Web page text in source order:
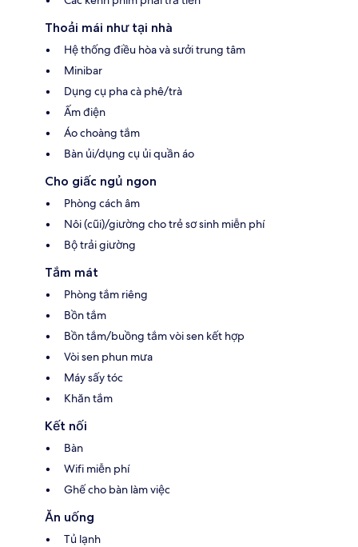
Thoải mái như tại nhà
Hệ thống điều hòa và sưởi trung tâm
Minibar
Dụng cụ pha cà phê/trà
Ấm điện
Áo choàng tắm
Bàn ủi/dụng cụ ủi quần áo
Cho giấc ngủ ngon
Phòng cách âm
Nôi (cũi)/giường cho trẻ sơ sinh miễn phí
Bộ trải giường
Tắm mát
Phòng tắm riêng
Bồn tắm
Bồn tắm/buồng tắm vòi sen kết hợp
Vòi sen phun mưa
Máy sấy tóc
Khăn tắm
Kết nối
Bàn
Wifi miễn phí
Ghế cho bàn làm việc
Ăn uống
Tủ lạnh